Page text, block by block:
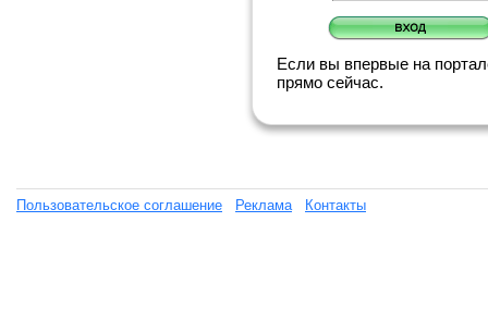
Если вы впервые на
прямо сейчас.
Пользовательское соглашение Реклама Контакты